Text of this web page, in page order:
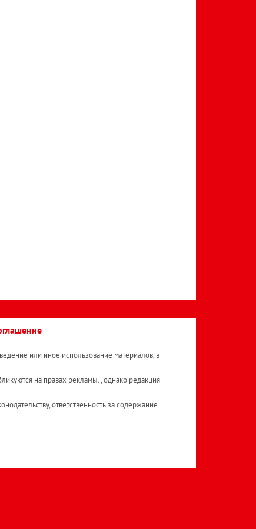
или иное использование материалов, в
на правах рекламы. , однако редакция
ответственность за содержание